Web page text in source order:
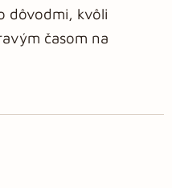
dôvodmi, kvôli
časom na